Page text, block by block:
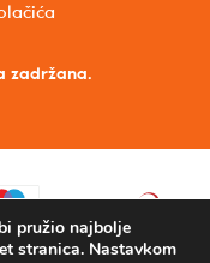
zadržana.
pružio najbolje
stranica. Nastavkom